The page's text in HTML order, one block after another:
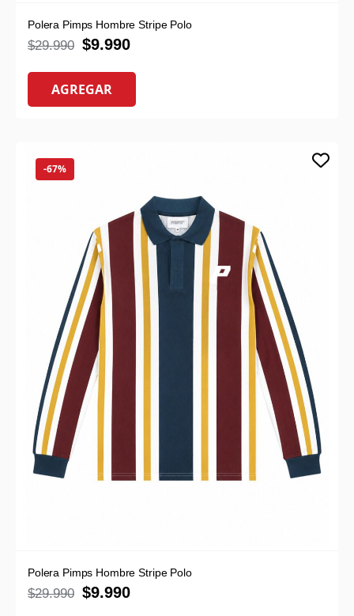
Polera Pimps Hombre Stripe Polo
$29.990 $9.990
AGREGAR
-67%
Polera Pimps Hombre Stripe Polo
$29.990 $9.990